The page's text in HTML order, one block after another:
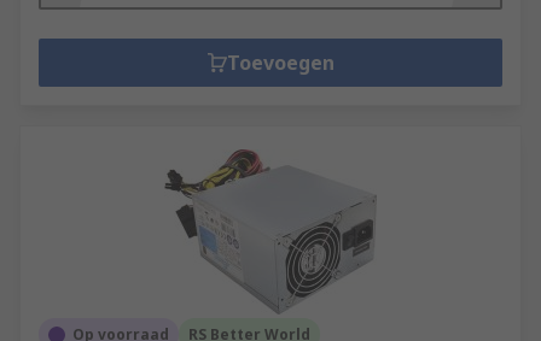
Toevoegen
Op voorraad RS Better World